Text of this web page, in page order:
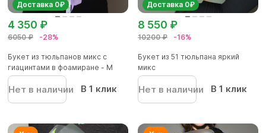
Доставка 0₽
6050 ₽ -28%
4 350 ₽
Букет из тюльпанов микс с
гиацинтами в фоамиране - М
Нет в наличии В 1 клик
Доставка 0₽
10200 ₽ -16%
8 550 ₽
Букет из 51 тюльпана яркий
микс
Нет в наличии В 1 клик